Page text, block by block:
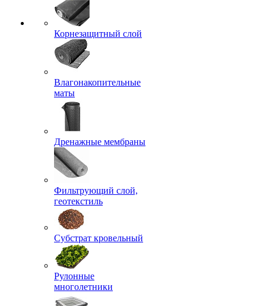
Корнезащитный слой
Влагонакопительные
маты
Дренажные мембраны
Фильтрующий слой,
геотекстиль
Субстрат кровельный
Рулонные
многолетники